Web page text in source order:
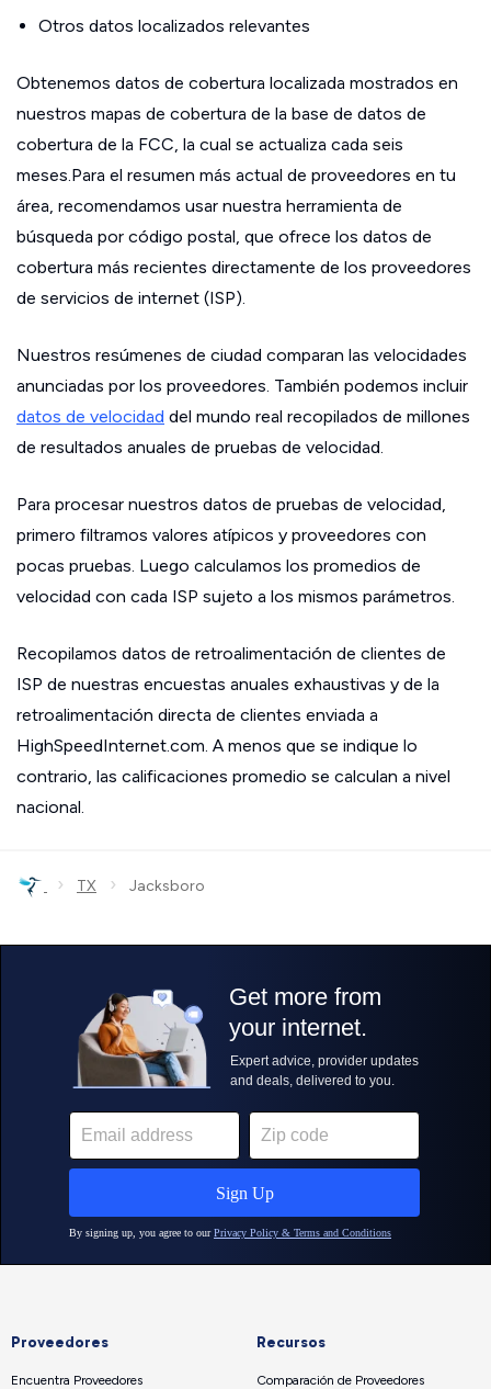
Otros datos localizados relevantes
Obtenemos datos de cobertura localizada mostrados en
nuestros mapas de cobertura de la base de datos de
cobertura de la FCC, la cual se actualiza cada seis
meses.Para el resumen más actual de proveedores en tu
área, recomendamos usar nuestra herramienta de
búsqueda por código postal, que ofrece los datos de
cobertura más recientes directamente de los proveedores
de servicios de internet (ISP).
Nuestros resúmenes de ciudad comparan las velocidades
anunciadas por los proveedores. También podemos incluir
datos de velocidad del mundo real recopilados de millones
de resultados anuales de pruebas de velocidad.
Para procesar nuestros datos de pruebas de velocidad,
primero filtramos valores atípicos y proveedores con
pocas pruebas. Luego calculamos los promedios de
velocidad con cada ISP sujeto a los mismos parámetros.
Recopilamos datos de retroalimentación de clientes de
ISP de nuestras encuestas anuales exhaustivas y de la
retroalimentación directa de clientes enviada a
HighSpeedInternet.com. A menos que se indique lo
contrario, las calificaciones promedio se calculan a nivel
nacional.
› TX › Jacksboro
Proveedores
Encuentra Proveedores
Recursos
Comparación de Proveedores